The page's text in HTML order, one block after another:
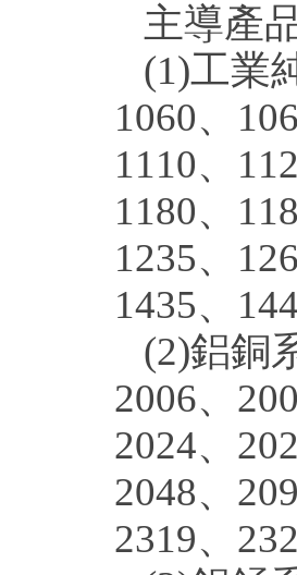
主導產
(1)工業
1060、
1110、
1180、
1235、
1435、
(2)鋁銅
2006、
2024、
2048、
2319、